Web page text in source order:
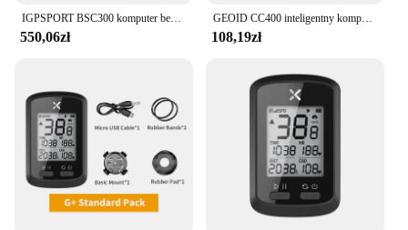
550,06zł
GEOID CC400 inteligentny komputer rowerowy GPS bezprzewodowy prędkościomierz rowerowy rower szosowy MTB IPX6 wodoodporny Bluetooth ANT + licznik rowerowy
108,19zł